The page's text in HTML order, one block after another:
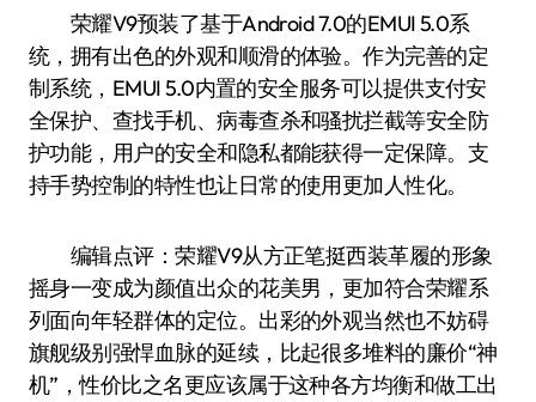
荣耀V9预装了基于Android 7.0的EMUI 5.0系
统，拥有出色的外观和顺滑的体验。作为完善的定
制系统，EMUI 5.0内置的安全服务可以提供支付安
全保护、查找手机、病毒查杀和骚扰拦截等安全防
护功能，用户的安全和隐私都能获得一定保障。支
持手势控制的特性也让日常的使用更加人性化。
编辑点评：荣耀V9从方正笔挺西装革履的形象
摇身一变成为颜值出众的花美男，更加符合荣耀系
列面向年轻群体的定位。出彩的外观当然也不妨碍
旗舰级别强悍血脉的延续，比起很多堆料的廉价“神
机”，性价比之名更应该属于这种各方均衡和做工出